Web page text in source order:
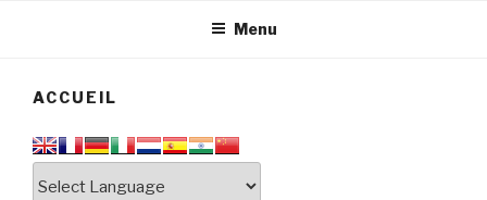
PERFORMANCE
Menu
ACCUEIL